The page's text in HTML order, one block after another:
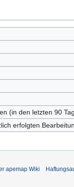
(in den letzten 90
erfolgten
apemap Wiki